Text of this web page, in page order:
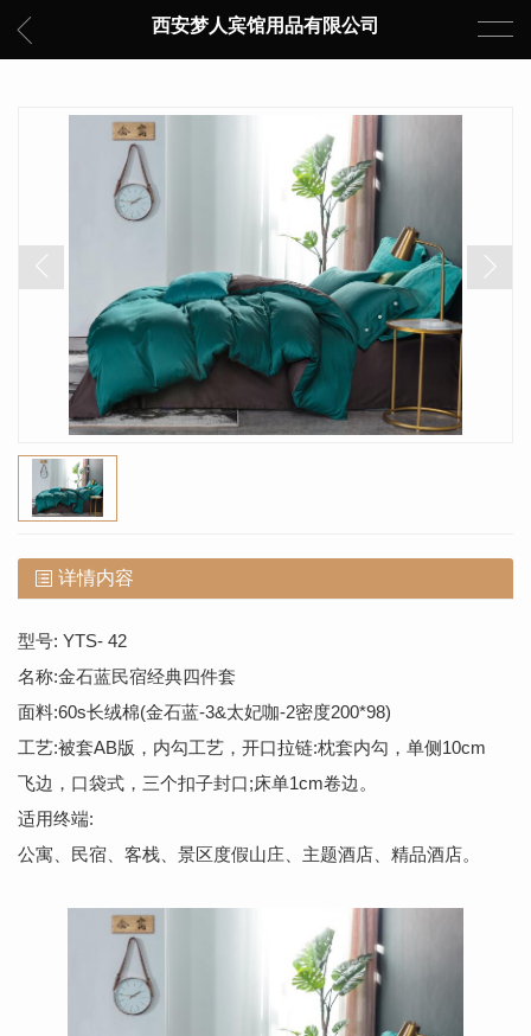
西安梦人宾馆用品有限公司
详情内容
型号: YTS- 42
名称:金石蓝民宿经典四件套
面料:60s长绒棉(金石蓝-3&太妃咖-2密度200*98)
工艺:被套AB版，内勾工艺，开口拉链:枕套内勾，单侧10cm
飞边，口袋式，三个扣子封口;床单1cm卷边。
适用终端:
公寓、民宿、客栈、景区度假山庄、主题酒店、精品酒店。